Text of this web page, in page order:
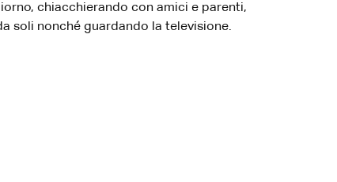
chiacchierando con amici e parenti,
soli nonché guardando la televisione.